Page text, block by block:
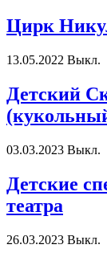
Цирк
13.05.2022 Выкл.
Детский
03.03.2023 Выкл.
Детские
театра
26.03.2023 Выкл.